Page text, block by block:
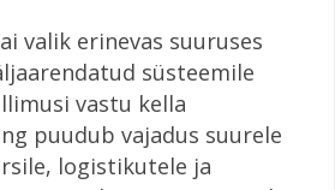
valik erinevas suuruses
süsteemile
vastu kella
puudub vajadus suurele
logistikutele ja